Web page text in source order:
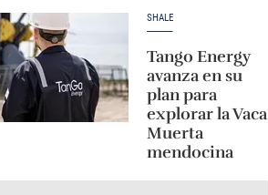
SHALE
Tango Energy
avanza en su
plan para
explorar la Vaca
Muerta
mendocina